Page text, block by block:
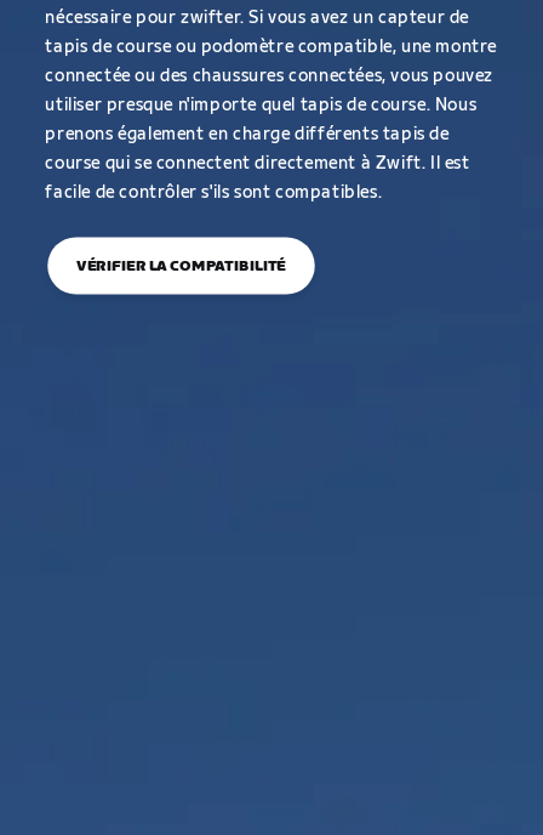
nécessaire pour zwifter. Si vous avez un capteur de
tapis de course ou podomètre compatible, une montre
connectée ou des chaussures connectées, vous pouvez
utiliser presque n'importe quel tapis de course. Nous
prenons également en charge différents tapis de
course qui se connectent directement à Zwift. Il est
facile de contrôler s'ils sont compatibles.
VÉRIFIER LA COMPATIBILITÉ